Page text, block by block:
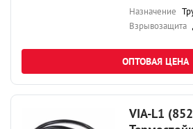
Назначение
Взрывозащита
ОПТОВАЯ ЦЕНА
VIA-L1